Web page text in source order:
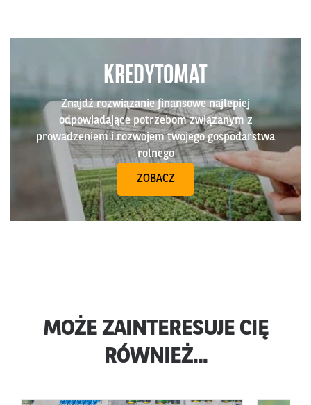
KREDYTOMAT
Znajdź rozwiązanie finansowe najlepiej
odpowiadające potrzebom związanym z
prowadzeniem i rozwojem twojego gospodarstwa
rolnego
ZOBACZ
MOŻE ZAINTERESUJE CIĘ
RÓWNIEŻ...